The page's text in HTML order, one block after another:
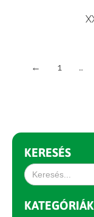
← 1 …
KERESÉS
Search
for:
KATEGÓRIÁK